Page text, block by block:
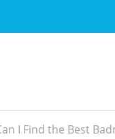
I Find the Best